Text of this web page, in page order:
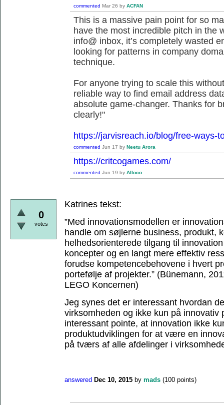
commented Mar 26 by ACFAN
This is a massive pain point for so
have the most incredible pitch in the
info@ inbox, it’s completely wasted
looking for patterns in company
technique.
For anyone trying to scale this
reliable way to find email address
absolute game-changer. Thanks for
clearly!"
https://jarvisreach.io/blog/free-ways-
commented Jun 17 by Neetu Arora
https://critcogames.com/
commented Jun 19 by Alloco
0
votes
Katrines tekst:
”Med innovationsmodellen er
handle om søjlerne business, produkt,
helhedsorienterede tilgang til
koncepter og en langt mere effektiv
forudse kompetencebehovene i hvert
portefølje af projekter.” (Bünemann,
LEGO Koncernen)
Jeg synes det er interessant hvordan
virksomheden og ikke kun på innovativ
interessant pointe, at innovation ikke
produktudviklingen for at være en
på tværs af alle afdelinger i
answered Dec 10, 2015 by mads (100 points)